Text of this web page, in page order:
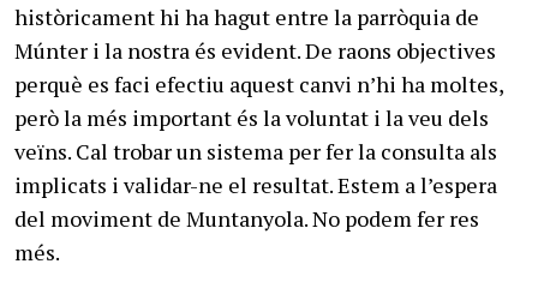
històricament hi ha hagut entre la parròquia de
Múnter i la nostra és evident. De raons objectives
perquè es faci efectiu aquest canvi n’hi ha moltes,
però la més important és la voluntat i la veu dels
veïns. Cal trobar un sistema per fer la consulta als
implicats i validar-ne el resultat. Estem a l’espera
del moviment de Muntanyola. No podem fer res
més.